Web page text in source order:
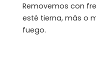
Removemos con
esté tierna, más o
fuego.